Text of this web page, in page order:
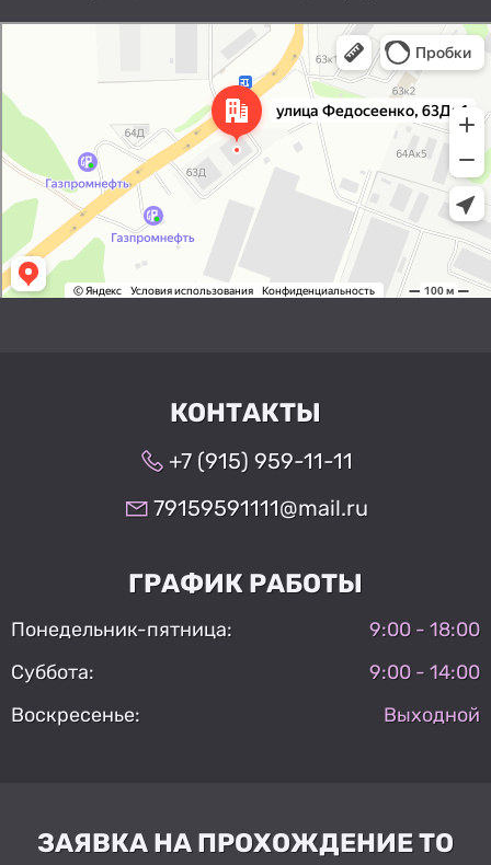
Нижний Новгород
Улица Федосеенко, 63Дк1 —
Яндекс Карты
КОНТАКТЫ
+7 (915) 959-11-11
79159591111@mail.ru
ГРАФИК РАБОТЫ
Понедельник-пятница:
9:00 - 18:00
Суббота:
9:00 - 14:00
Воскресенье:
Выходной
ЗАЯВКА НА ПРОХОЖДЕНИЕ ТО